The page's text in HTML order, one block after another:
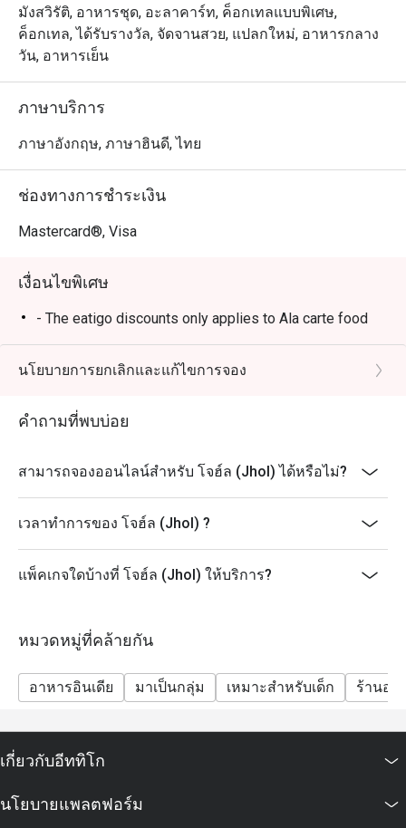
มังสวิรัติ, อาหารชุด, อะลาคาร์ท, ค็อกเทลแบบพิเศษ,
ค็อกเทล, ได้รับรางวัล, จัดจานสวย, แปลกใหม่, อาหารกลาง
วัน, อาหารเย็น
ภาษาบริการ
ภาษาอังกฤษ, ภาษาฮินดี, ไทย
ช่องทางการชำระเงิน
Mastercard®, Visa
เงื่อนไขพิเศษ
- The eatigo discounts only applies to Ala carte food
นโยบายการยกเลิกและแก้ไขการจอง
คำถามที่พบบ่อย
สามารถจองออนไลน์สำหรับ โจฮ์ล (Jhol) ได้หรือไม่?
เวลาทำการของ โจฮ์ล (Jhol) ?
แพ็คเกจใดบ้างที่ โจฮ์ล (Jhol) ให้บริการ?
หมวดหมู่ที่คล้ายกัน
อาหารอินเดีย มาเป็นกลุ่ม เหมาะสำหรับเด็ก ร้านอา
เกี่ยวกับอีททิโก
นโยบายแพลตฟอร์ม